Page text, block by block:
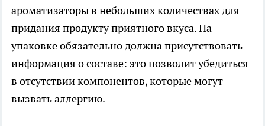
ароматизаторы в небольших количествах для
придания продукту приятного вкуса. На
упаковке обязательно должна присутствовать
информация о составе: это позволит убедиться
в отсутствии компонентов, которые могут
вызвать аллергию.